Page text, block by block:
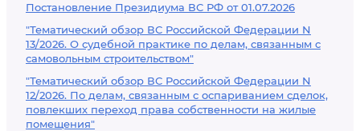
Постановление Президиума ВС РФ от 01.07.2026
"Тематический обзор ВС Российской Федерации N
13/2026. О судебной практике по делам, связанным с
самовольным строительством"
"Тематический обзор ВС Российской Федерации N
12/2026. По делам, связанным с оспариванием сделок,
повлекших переход права собственности на жилые
помещения"